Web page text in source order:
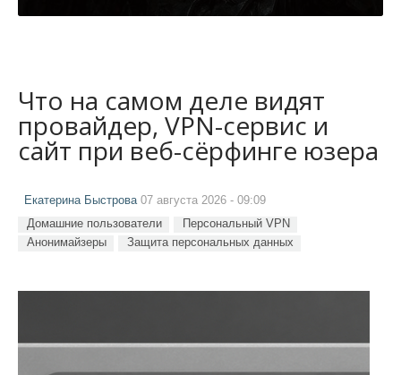
Что на самом деле видят
провайдер, VPN-сервис и
сайт при веб-сёрфинге юзера
Екатерина Быстрова 07 августа 2026 - 09:09
Домашние пользователи
Персональный VPN
Анонимайзеры
Защита персональных данных